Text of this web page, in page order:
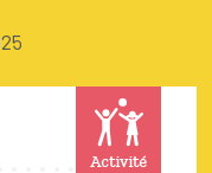
Activité